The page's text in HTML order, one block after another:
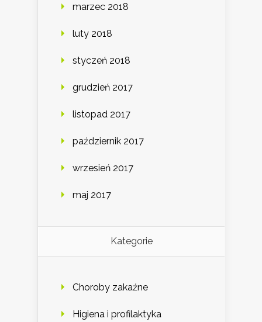
marzec 2018
luty 2018
styczeń 2018
grudzień 2017
listopad 2017
październik 2017
wrzesień 2017
maj 2017
Kategorie
Choroby zakaźne
Higiena i profilaktyka